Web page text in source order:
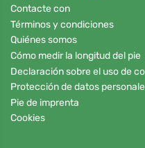
Contacte con
Términos y condiciones
Quiénes somos
Cómo medir la longitud del pie
Declaración sobre el uso de
Protección de datos
Pie de imprenta
Cookies